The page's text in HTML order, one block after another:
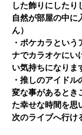
した飾りにしたり
自然が部屋の中に
ん）
・ポケカラとい
ナでカラオケにい
い気持ちになりま
・推しのアイド
変な事があるとき
た幸せな時間を思
次のライブへ行け